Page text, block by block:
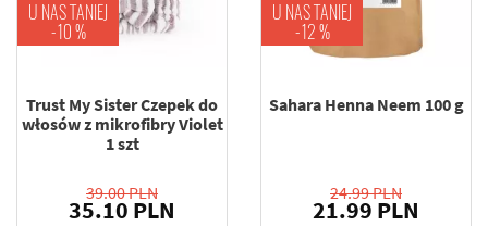
U NAS TANIEJ
-10 %
Trust My Sister Czepek do
włosów z mikrofibry Violet
1 szt
39.00 PLN
35.10 PLN
U NAS TANIEJ
-12 %
Sahara Henna Neem 100 g
24.99 PLN
21.99 PLN